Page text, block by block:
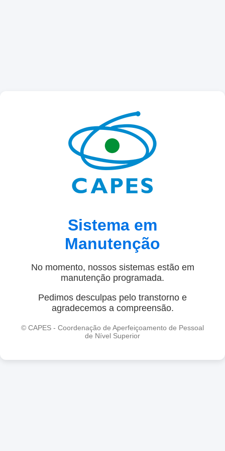
Sistema em
Manutenção
No momento, nossos sistemas estão em
manutenção programada.
Pedimos desculpas pelo transtorno e
agradecemos a compreensão.
© CAPES - Coordenação de Aperfeiçoamento de Pessoal
de Nível Superior